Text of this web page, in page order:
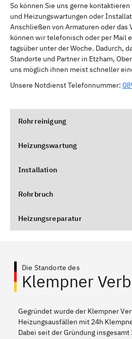
So können Sie uns gerne
und Heizungswartungen oder
Anschließen von Armaturen oder das
können wir telefonisch oder per Mail
tagsüber unter der Woche. Dadurch,
Standorte und Partner in Etzham,
uns möglich ihnen meist schneller
Unsere Notdienst Telefonnummer:
Rohrreinigung
Heizungswartung
Installation
Rohrbruch
Heizungsreparatur
Die Standorte des
Klempner
Gegründet wurde der Klempner
Heizungsausfällen mit 24h
Dabei seit der Gründung